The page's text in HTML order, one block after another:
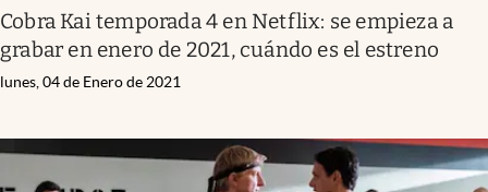
Cobra Kai temporada 4 en Netflix: se empieza a
grabar en enero de 2021, cuándo es el estreno
lunes, 04 de Enero de 2021